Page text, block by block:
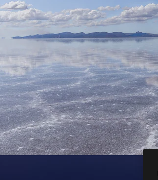
繁體中文 (香港)
AI圖
AI視
圖
MCP
AI助
API
流動
所
Copyright © 2010-2026Freepik Company S.L.U.版權所